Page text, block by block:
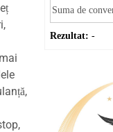
Rezultat: -